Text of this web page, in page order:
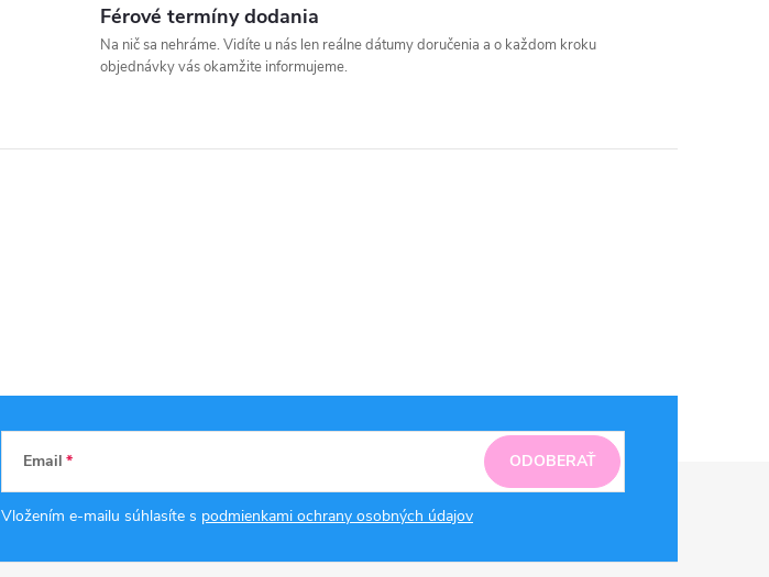
Férové termíny dodania
Na nič sa nehráme. Vidíte u nás len reálne dátumy doručenia a o každom kroku
objednávky vás okamžite informujeme.
Email
Vložením e-mailu súhlasíte s podmienkami ochrany osobných údajov
ODOBERAŤ